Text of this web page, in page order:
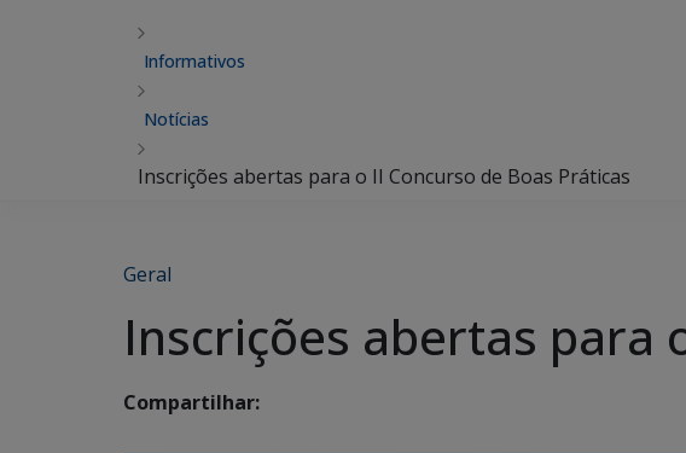
Informativos
Notícias
Inscrições abertas para o II Concurso de Boas Práticas
Geral
Inscrições abertas para
Compartilhar: